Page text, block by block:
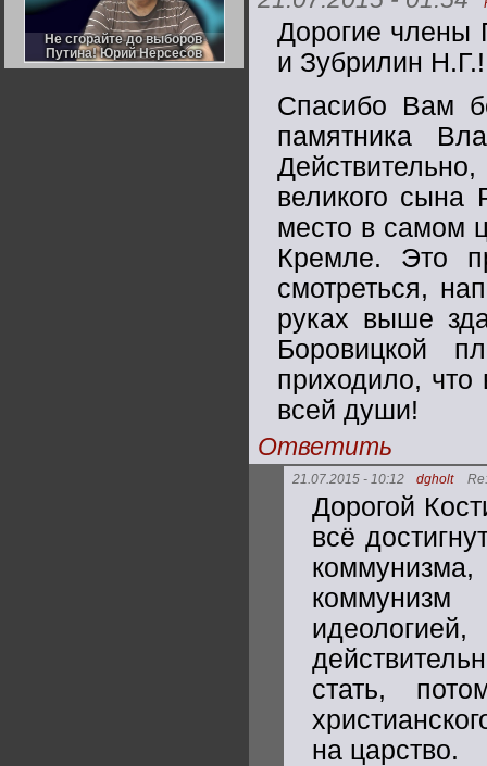
Германии:
парламентская
демократия или
диктатура
пролетариата?
Деятельность
Не сгорайте до выборов
Путина! Юрий Нерсесов
Не сгорайте до выборов
Путина! Юрий Нерсесов
Дорогие
и Зубрилин Н.Г.!
Спасибо Вам
памятника
великого сына
место в самом
Кремле. Это
смотреться,
руках выше
Боровицкой
приходило, что
всей души!
Ответить
21.07.2015 - 10:12 dgholt
Дорогой
всё
коммунизм
стать,
на царство.